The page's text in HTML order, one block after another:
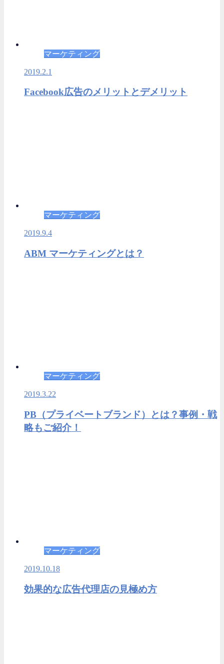
マーケティング
2019.2.1
Facebook広告のメリットとデメリット
マーケティング
2019.9.4
ABM マーケティングとは？
マーケティング
2019.3.22
PB（プライベートブランド）とは？事例・戦
略もご紹介！
マーケティング
2019.10.18
効果的な広告代理店の見極め方